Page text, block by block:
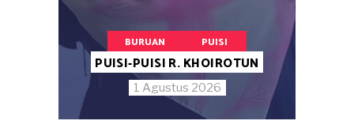
BURUAN PUISI
PUISI-PUISI R. KHOIROTUN
1 Agustus 2026